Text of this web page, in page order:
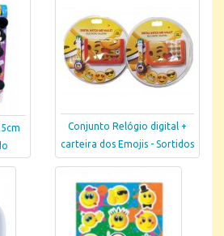
Conjunto Relógio digital +
carteira dos Emojis - Sortidos